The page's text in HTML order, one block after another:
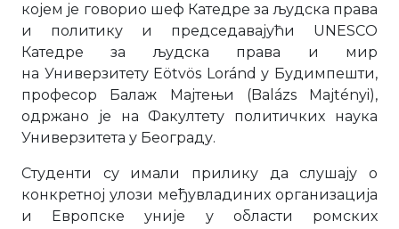
којем је говорио шеф Катедре за људска права
и политику и председавајући UNESCО
Катедре за људска права и мир
на Универзитету Eötvös Loránd у Будимпешти,
професор Балаж Мајтењи (Balázs Majtényi),
одржано је на Факултету политичких наука
Универзитета у Београду.
Студенти су имали прилику да слушају о
конкретној улози међувладиних организација
и Европске уније у области ромских